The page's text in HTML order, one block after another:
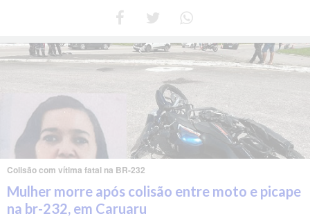
Colisão com vítima fatal na BR-232
Mulher morre após colisão entre moto e picape
na br-232, em Caruaru